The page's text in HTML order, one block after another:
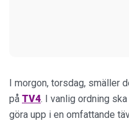
I morgon, torsdag, smäller
på TV4. I vanlig ordning
göra upp i en omfattande